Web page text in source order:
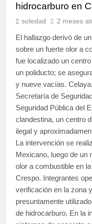
hidrocarburo en
soledad 2 meses
El hallazgo derivó de
sobre un fuerte olor a
fue localizado un
un poliducto; se
y nueve vacías.
Secretaría de
Seguridad Pública del
clandestina, un centro
ilegal y
La intervención se
Mexicano, luego de un
olor a combustible en
Crespo. Integrantes
verificación en la zona
presuntamente
de hidrocarburo. En la